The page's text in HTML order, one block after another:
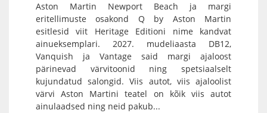
Aston Martin Newport Beach ja margi
eritellimuste osakond Q by Aston Martin
esitlesid viit Heritage Editioni nime kandvat
ainueksemplari. 2027. mudeliaasta DB12,
Vanquish ja Vantage said margi ajaloost
pärinevad värvitoonid ning spetsiaalselt
kujundatud salongid. Viis autot, viis ajaloolist
värvi Aston Martini teatel on kõik viis autot
ainulaadsed ning neid pakub...